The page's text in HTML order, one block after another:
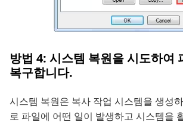
방법 4: 시스템 복원을 시도하여
복구합니다.
시스템 복원은 복사 작업 시스템을 생성
로 파일에 어떤 일이 발생하고 시스템을